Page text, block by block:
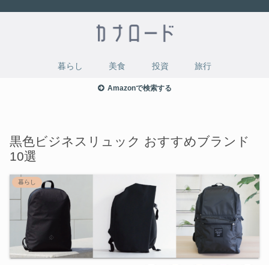
暮らし 美食 投資 旅行
Amazonで検索する
黒色ビジネスリュック おすすめブランド
10選
暮らし